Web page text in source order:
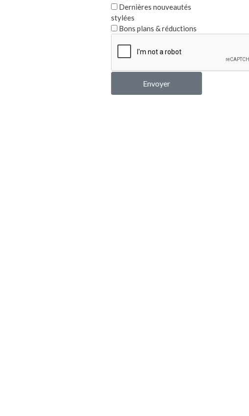
Housse de
Dernières nouveautés
stylées
Bons plans & réductions
Envoyer